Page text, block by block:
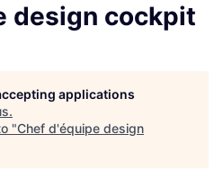
design cockpit
applications
.
"Chef d'équipe design